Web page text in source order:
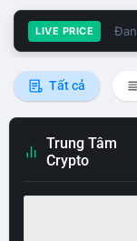
LIVE PRICE
Tất cả
Trung Tâm
Crypto